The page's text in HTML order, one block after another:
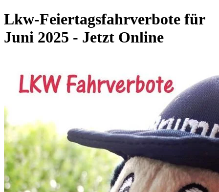
Lkw-Feiertagsfahrverbote für
Juni 2025 - Jetzt Online